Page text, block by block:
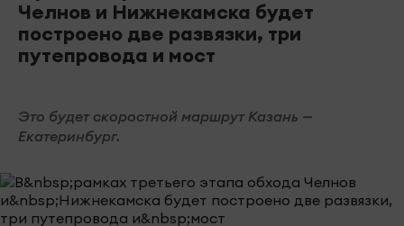
Челнов и Нижнекамска будет
построено две развязки, три
путепровода и мост
Это будет скоростной маршрут Казань —
Екатеринбург.